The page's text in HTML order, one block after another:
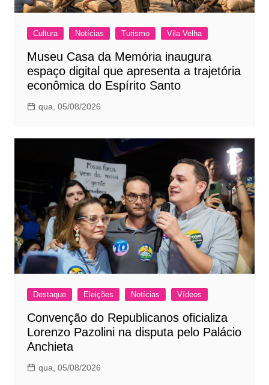
Cultura Notícias Turismo Vila Velha
Museu Casa da Memória inaugura
espaço digital que apresenta a trajetória
econômica do Espírito Santo
qua, 05/08/2026
Destaque Eleições Notícias Vídeos
Convenção do Republicanos oficializa
Lorenzo Pazolini na disputa pelo Palácio
Anchieta
qua, 05/08/2026